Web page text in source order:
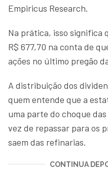
Empiricus Research.
Na prática, isso significa
R$ 677,70 na conta de
ações no último pregão
A distribuição dos
quem entende que a
uma parte do choque
vez de repassar para os
saem das refinarias.
CONTINUA